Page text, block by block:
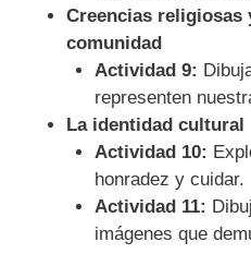
Creencias religiosas
comunidad
Actividad 9:
representen
La identidad cultural
Actividad 10:
honradez y cuidar.
Actividad 11:
imágenes que